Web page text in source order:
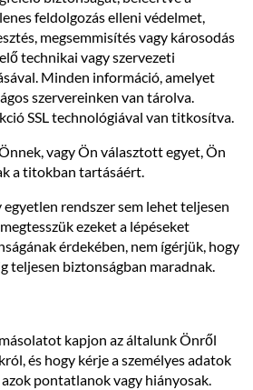
feldolgozás elleni védelmet,
megsemmisítés vagy károsodás
technikai vagy szervezeti
Minden információ, amelyet
szervereinken van tárolva.
SSL technológiával van titkosítva.
vagy Ön választott egyet, Ön
a titokban tartásáért.
rendszer sem lehet teljesen
ezeket a lépéseket
érdekében, nem ígérjük, hogy
teljesen biztonságban maradnak.
kapjon az általunk Önről
és hogy kérje a személyes adatok
pontatlanok vagy hiányosak.